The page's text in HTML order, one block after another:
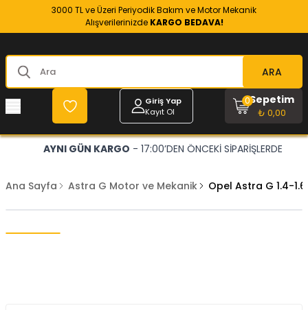
3000 TL ve Üzeri Periyodik Bakım ve Motor Mekanik
Alışverilerinizde KARGO BEDAVA!
ARA
Giriş Yap
Kayıt Ol
Sepetim
₺ 0,00
0
AYNI GÜN KARGO - 17:00’DEN ÖNCEKİ SİPARİŞLERDE
Ana Sayfa Astra G Motor ve Mekanik Opel Astra G 1.4-1.6